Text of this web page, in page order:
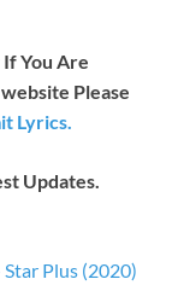
You Are
Please
Lyrics.
Updates.
Star Plus (2020)